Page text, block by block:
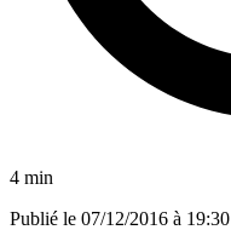
4 min
Publié le 07/12/2016 à 19:30